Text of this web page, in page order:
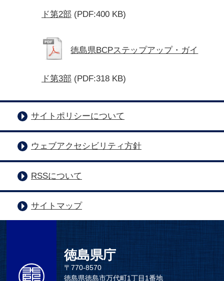
ド第2部 (PDF:400 KB)
徳島県BCPステップアップ・ガイ
ド第3部 (PDF:318 KB)
サイトポリシーについて
ウェブアクセシビリティ方針
RSSについて
サイトマップ
徳島県庁
〒770-8570
徳島県徳島市万代町1丁目1番地